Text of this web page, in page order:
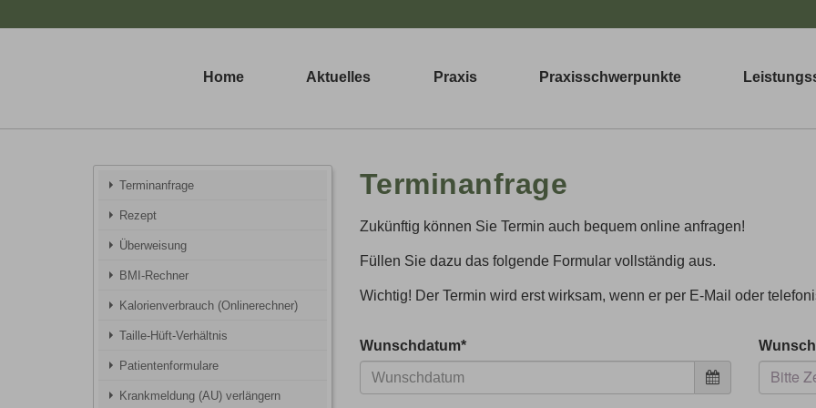
Home Aktuelles Praxis Praxisschwerpunkte
Terminanfrage
Rezept
Überweisung
BMI-Rechner
Kalorienverbrauch (Onlinerechner)
Taille-Hüft-Verhältnis
Patientenformulare
Krankmeldung (AU) verlängern
Terminanfrage
Zukünftig können Sie Termin auch bequem online anfragen!
Füllen Sie dazu das folgende Formular vollständig aus.
Wichtig! Der Termin wird erst wirksam, wenn er per E-Mail oder
Wunschdatum*
Bitte